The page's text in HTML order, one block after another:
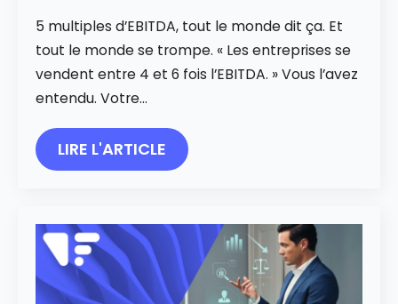
5 multiples d’EBITDA, tout le monde dit ça. Et
tout le monde se trompe. « Les entreprises se
vendent entre 4 et 6 fois l’EBITDA. » Vous l’avez
entendu. Votre…
LIRE L'ARTICLE